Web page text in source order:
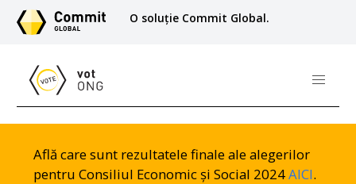
O soluție Commit Global.
Află care sunt rezultatele finale ale alegerilor
pentru Consiliul Economic și Social 2024AICI.